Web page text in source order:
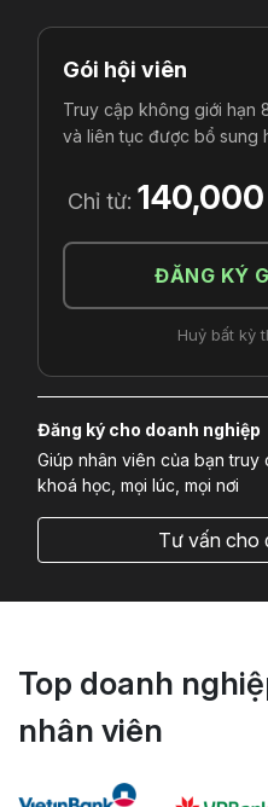
Le Thi Le
Gói hội viên
Truy cập không giới hạn
và liên tục được bổ sung
Chỉ từ:
ĐĂNG KÝ
Huỷ bất kỳ
Đăng ký cho doanh nghiệp
Giúp nhân viên của bạn
khoá học, mọi lúc, mọi nơi
Tư vấn cho
Top doanh
nhân viên